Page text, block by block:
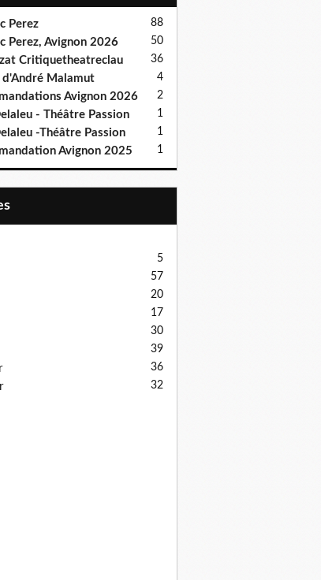
Perez 88
Perez, Avignon 2026 50
Critiquetheatreclau 36
d'André Malamut 4
Avignon 2026 2
- Théâtre Passion 1
-Théâtre Passion 1
Avignon 2025 1
5
57
20
17
30
39
36
32